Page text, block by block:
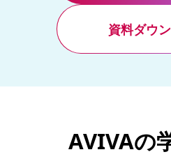
資料ダウ
AVIVAの